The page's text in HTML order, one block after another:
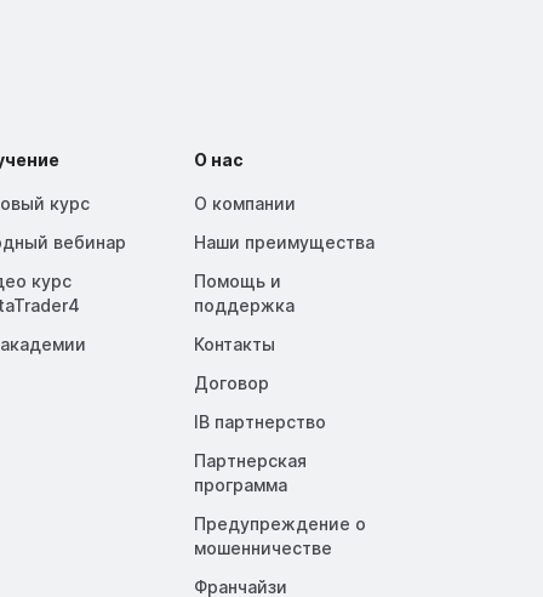
курс
вебинар
курс
О нас
О компании
Наши преимущества
Помощь и
поддержка
Контакты
Договор
IB партнерство
Партнерская
программа
Предупреждение о
мошенничестве
Франчайзи